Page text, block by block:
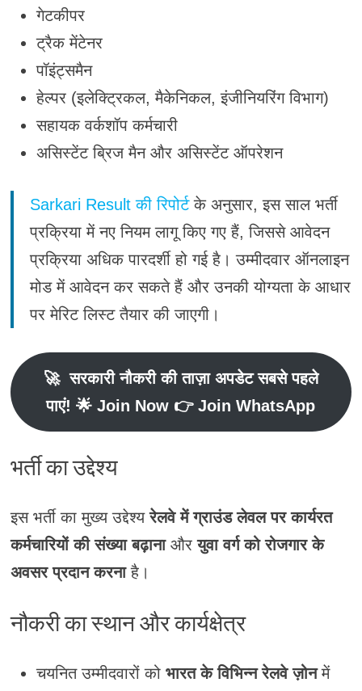
गेटकीपर
ट्रैक मेंटेनर
पॉइंट्समैन
हेल्पर (इलेक्ट्रिकल, मैकेनिकल, इंजीनियरिंग विभाग)
सहायक वर्कशॉप कर्मचारी
असिस्टेंट ब्रिज मैन और असिस्टेंट ऑपरेशन
Sarkari Result की रिपोर्टके अनुसार, इस साल भर्ती
प्रक्रिया मेंनए नियम लागू किए गए हैं, जिससे आवेदन
प्रक्रिया अधिक पारदर्शी हो गई है। उम्मीदवार ऑनलाइन
मोड में आवेदन कर सकते हैंऔर उनकी योग्यता के आधार
परमेरिट लिस्ट तैयार की जाएगी।
🚀सरकारी नौकरी की ताज़ा अपडेट सबसे पहले
पाएं! 🌟 Join Now 👉 Join WhatsApp
भर्ती का उद्देश्य
इस भर्ती का मुख्य उद्देश्यरेलवे में ग्राउंड लेवल पर कार्यरत
कर्मचारियों की संख्या बढ़ानाऔरयुवा वर्ग को रोजगार के
अवसर प्रदान करनाहै।
नौकरी का स्थान और कार्यक्षेत्र
चयनित उम्मीदवारों को भारत के विभिन्न रेलवे ज़ोनमें